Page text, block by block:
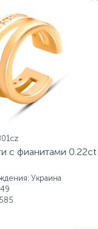
с фианитами 0.22ct
Украина